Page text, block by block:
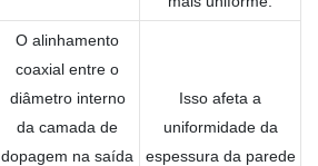
O alinhamento
coaxial entre o
diâmetro interno
da camada de
dopagem na saída
Isso afeta a
uniformidade da
espessura da parede